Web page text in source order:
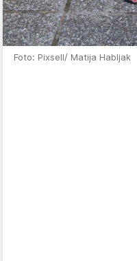
Foto: Pixsell/ Matija Habljak